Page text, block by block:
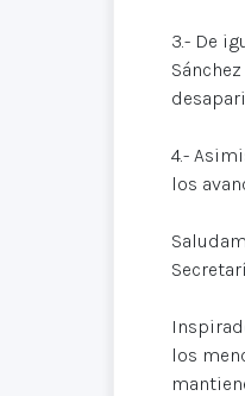
3.- De
4.-
los
los